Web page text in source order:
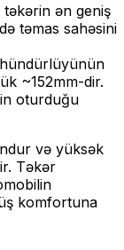
ən geniş
təmas sahəsini
~152mm-dir.
oturduğu
və yüksək
Təkər
komfortuna